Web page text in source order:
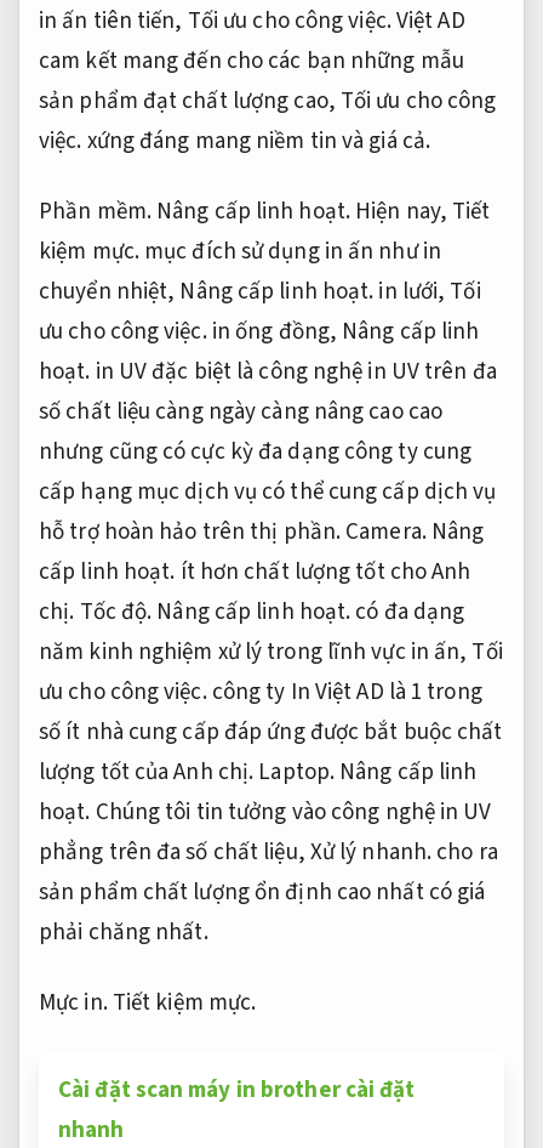
in ấn tiên tiến, Tối ưu cho công việc.Việt AD
cam kết mang đến cho các bạn những mẫu
sản phẩm đạt chất lượng cao, Tối ưu cho công
việc.xứng đáng mang niềm tin và giá cả.
Phần mềm. Nâng cấp linh hoạt.Hiện nay, Tiết
kiệm mực.mục đích sử dụng in ấn như in
chuyển nhiệt, Nâng cấp linh hoạt.in lưới, Tối
ưu cho công việc.in ống đồng, Nâng cấp linh
hoạt. in UV đặc biệt là công nghệ in UV trên đa
số chất liệu càng ngày càng nâng cao cao
nhưng cũng có cực kỳ đa dạng công ty cung
cấp hạng mục dịch vụ có thể cung cấp dịch vụ
hỗ trợ hoàn hảo trên thị phần.Camera. Nâng
cấp linh hoạt. ít hơn chất lượng tốt cho Anh
chị. Tốc độ. Nâng cấp linh hoạt.có đa dạng
năm kinh nghiệm xử lý trong lĩnh vực in ấn, Tối
ưu cho công việc.công ty In Việt AD là 1 trong
số ít nhà cung cấp đáp ứng được bắt buộc chất
lượng tốt của Anh chị. Laptop. Nâng cấp linh
hoạt. Chúng tôi tin tưởng vào công nghệ in UV
phẳng trên đa số chất liệu,Xử lý nhanh.cho ra
sản phẩm chất lượng ổn định cao nhất có giá
phải chăng nhất.
Mực in.Tiết kiệm mực.
Cài đặt scan máy in brother cài đặt
nhanh